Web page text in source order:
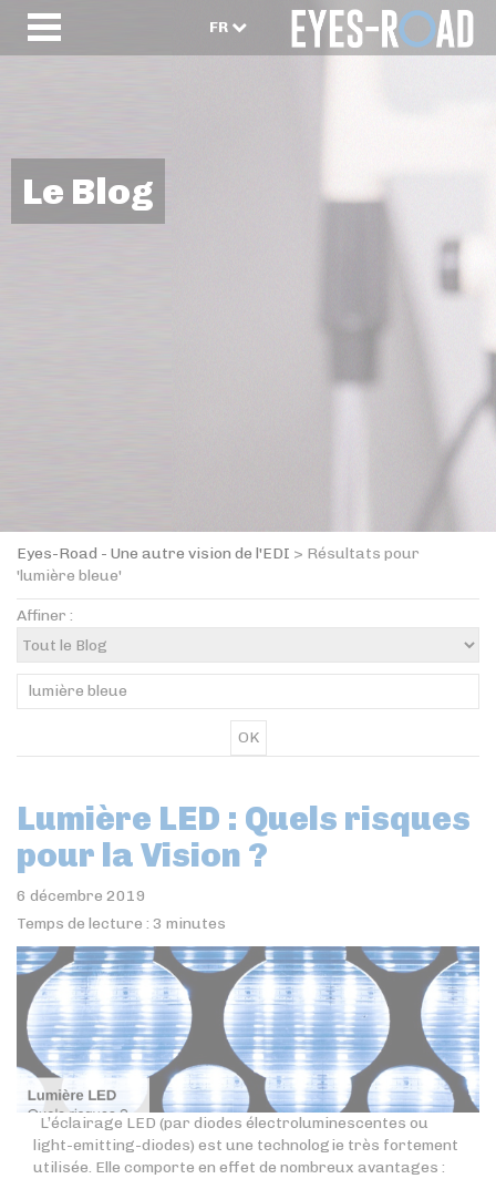
FR
Le Blog
Eyes-Road - Une autre vision de l'EDI > Résultats pour
'lumière bleue'
Affiner :
OK
Lumière LED : Quels risques
pour la Vision ?
6 décembre 2019
Temps de lecture : 3 minutes
L’éclairage LED (par diodes électroluminescentes ou
light-emitting-diodes) est une technologie très fortement
utilisée. Elle comporte en effet de nombreux avantages :